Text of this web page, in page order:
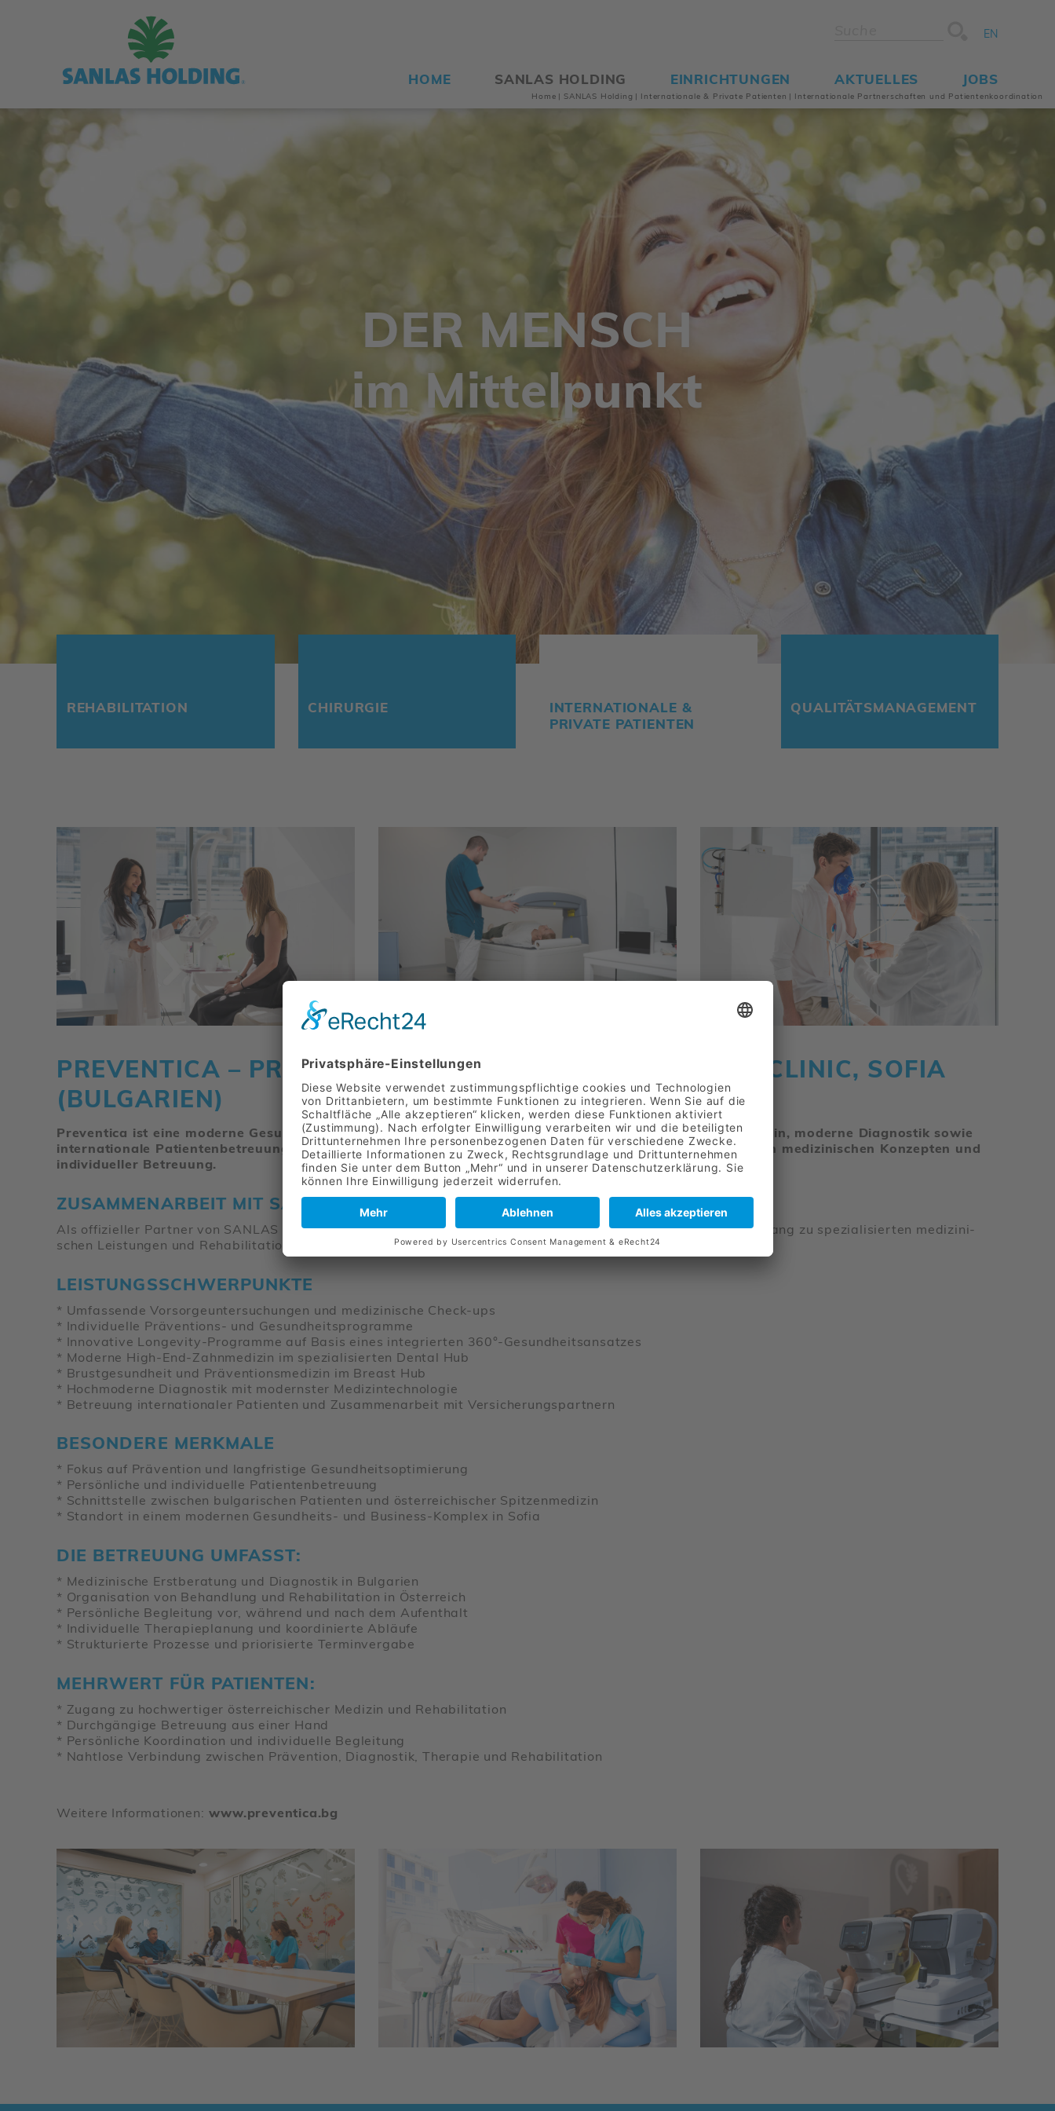
EN
HOME SANLAS HOLDING EINRICH­TUNGEN AKTU­ELLES JOBS
Home | SANLAS Holding | Inter­na­tio­nale & Private Pati­enten | Inter­na­tio­nale Part­ner­schaften und Pati­en­ten­ko­or­di­na­tion
DER MENSCH
im Mittel­punkt
REHA­BI­LI­TA­TION CHIR­URGIE
INTER­NA­TIO­NALE &
PRIVATE PATI­ENTEN
QUALI­TÄTS­MA­NAGE­MENT
PREVEN­TICA – PRÄVEN­TI­ONS­ME­DIZIN UND LONGE­VITY CLINIC, SOFIA
(BULGA­RIEN)
Preventica ist eine moderne Gesundheitsklinik in Sofia mit Fokus auf präventive und personalisierte Medizin, moderne Diagnostik sowie
internationale Patientenbetreuung. Die Klinik verbindet ganzheitliche Gesundheitsvorsorge mit innovativen medizinischen Konzepten und
individueller Betreuung.
ZUSAMMENARBEIT MIT SANLAS
Als offi­zi­eller Partner von SANLAS unter­stützt Preven­tica Pati­enten aus Bulga­rien und Südost­eu­ropa beim Zugang zu spezia­li­sierten medi­zi­ni­
schen Leis­tungen und Reha­bi­li­ta­tionen in Öster­reich.
LEISTUNGSSCHWERPUNKTE
* Umfas­sende Vorsor­ge­un­ter­su­chungen und medi­zi­ni­sche Check-ups
* Indi­vi­du­elle Präven­tions- und Gesund­heits­pro­gramme
* Inno­va­tive Longe­vity-Programme auf Basis eines inte­grierten 360°-Gesund­heits­an­satzes
* Moderne High-End-Zahn­me­dizin im spezia­li­sierten Dental Hub
* Brust­ge­sund­heit und Präven­ti­ons­me­dizin im Breast Hub
* Hoch­mo­derne Diagnostik mit modernster Medi­zin­tech­no­logie
* Betreuung inter­na­tio­naler Pati­enten und Zusam­men­ar­beit mit Versi­che­rungs­part­nern
BESONDERE MERKMALE
* Fokus auf Präven­tion und lang­fris­tige Gesund­heits­op­ti­mie­rung
* Persön­liche und indi­vi­du­elle Pati­en­ten­be­treuung
* Schnitt­stelle zwischen bulga­ri­schen Pati­enten und öster­rei­chi­scher Spit­zen­me­dizin
* Standort in einem modernen Gesund­heits- und Busi­ness-Komplex in Sofia
DIE BETREUUNG UMFASST:
* Medi­zi­ni­sche Erst­be­ra­tung und Diagnostik in Bulga­rien
* Orga­ni­sa­tion von Behand­lung und Reha­bi­li­ta­tion in Öster­reich
* Persön­liche Beglei­tung vor, während und nach dem Aufent­halt
* Indi­vi­du­elle Thera­pie­pla­nung und koor­di­nierte Abläufe
* Struk­tu­rierte Prozesse und prio­ri­sierte Termin­ver­gabe
MEHRWERT FÜR PATIENTEN:
* Zugang zu hoch­wer­tiger öster­rei­chi­scher Medizin und Reha­bi­li­ta­tion
* Durch­gän­gige Betreuung aus einer Hand
* Persön­liche Koor­di­na­tion und indi­vi­du­elle Beglei­tung
* Naht­lose Verbin­dung zwischen Präven­tion, Diagnostik, Therapie und Reha­bi­li­ta­tion
Weitere Infor­ma­tionen: www.preven­tica.bg